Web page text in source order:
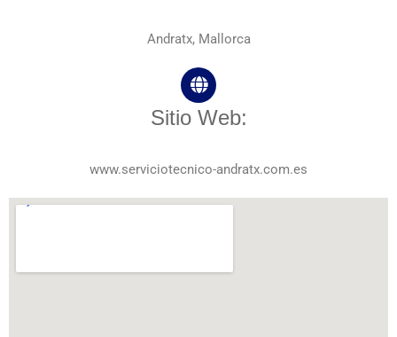
Andratx, Mallorca
Sitio Web:
www.serviciotecnico-andratx.com.es